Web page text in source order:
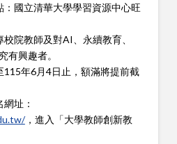
：國立清華大學學習資源中心旺
院教師及對AI、永續教育、
有興趣者。
115年6月4日止，額滿將提前截
址：
，進入「大學教師創新教